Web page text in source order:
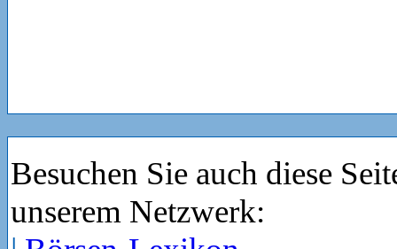
Besuchen Sie auch diese
unserem Netzwerk: